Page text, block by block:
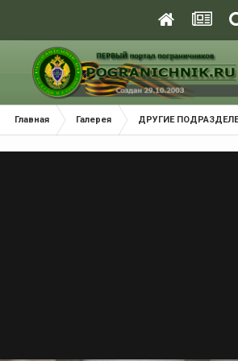
Главная Галерея ДРУГИЕ